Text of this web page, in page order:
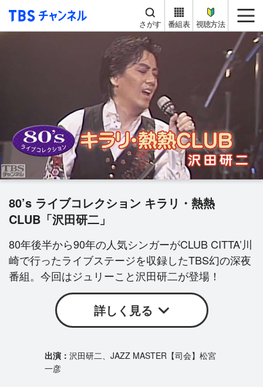
TBS チャンネル
さがす 番組表 視聴方法
80’s ライブコレクション キラリ・熱熱
CLUB「沢田研二」
80年後半から90年の人気シンガーがCLUB CITTA’川
崎で行ったライブステージを収録したTBS幻の深夜
番組。今回はジュリーこと沢田研二が登場！
詳しく見る
沢田研二、JAZZ MASTER【司会】松宮
一彦